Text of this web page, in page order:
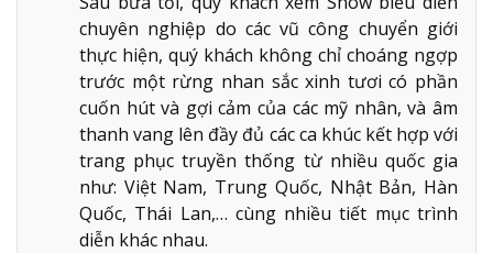
chuyên nghiệp do các vũ công chuyển giới
thực hiện, quý khách không chỉ choáng ngợp
trước một rừng nhan sắc xinh tươi có phần
cuốn hút và gợi cảm của các mỹ nhân, và âm
thanh vang lên đầy đủ các ca khúc kết hợp với
trang phục truyền thống từ nhiều quốc gia
như: Việt Nam, Trung Quốc, Nhật Bản, Hàn
Quốc, Thái Lan,… cùng nhiều tiết mục trình
diễn khác nhau.